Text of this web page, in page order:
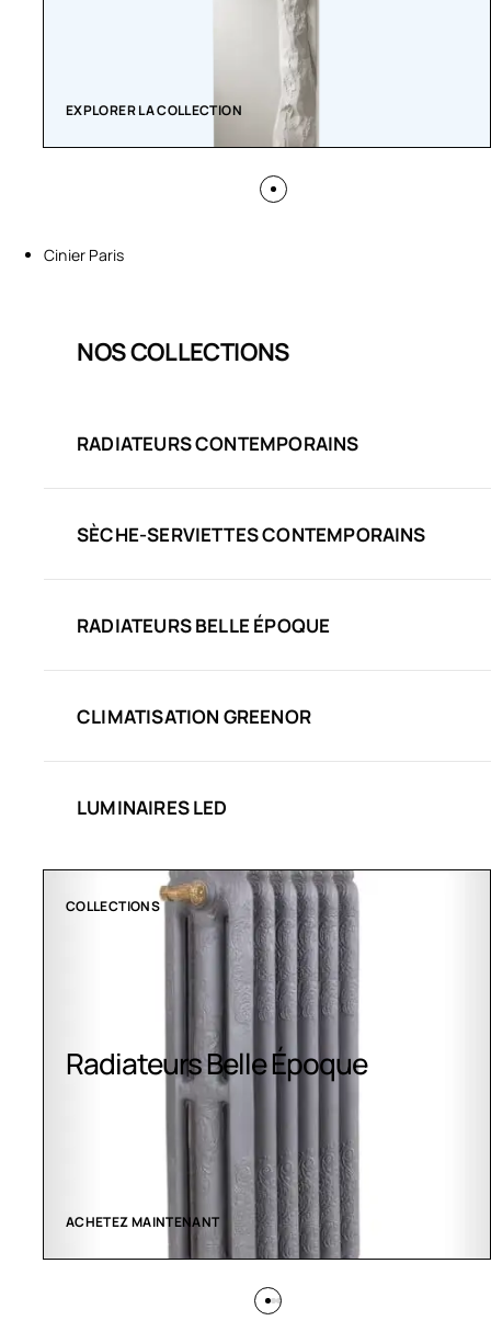
EXPLORER LA COLLECTION
Cinier Paris
NOS COLLECTIONS
RADIATEURS CONTEMPORAINS
SÈCHE-SERVIETTES CONTEMPORAINS
RADIATEURS BELLE ÉPOQUE
CLIMATISATION GREENOR
LUMINAIRES LED
COLLECTIONS
Radiateurs Belle Époque
ACHETEZ MAINTENANT